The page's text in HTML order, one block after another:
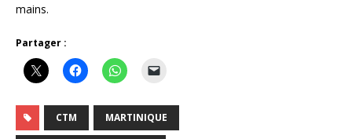
mains.
Partager :
CTM MARTINIQUE